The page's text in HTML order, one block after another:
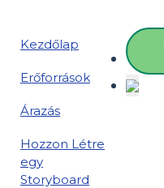
Kezdőlap
Erőforrások
Árazás
Hozzon Létre
egy
Storyboard